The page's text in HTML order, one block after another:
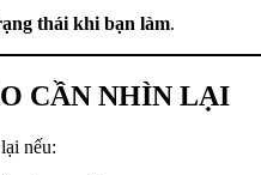
thái khi bạn làm.
CẦN NHÌN LẠI
nếu: